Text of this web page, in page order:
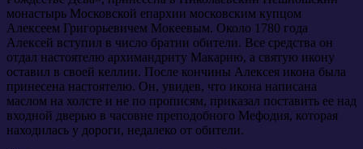
монастырь Московской епархии московским купцом
Алексеем Григорьевичем Мокеевым. Около 1780 года
Алексей вступил в число братии обители. Все средства он
отдал настоятелю архимандриту Макарию, а святую икону
оставил в своей келлии. После кончины Алексея икона была
принесена настоятелю. Он, увидев, что икона написана
маслом на холсте и не по прописям, приказал поставить ее над
входной дверью в часовне преподобного Мефодия, которая
находилась у дороги, недалеко от обители.